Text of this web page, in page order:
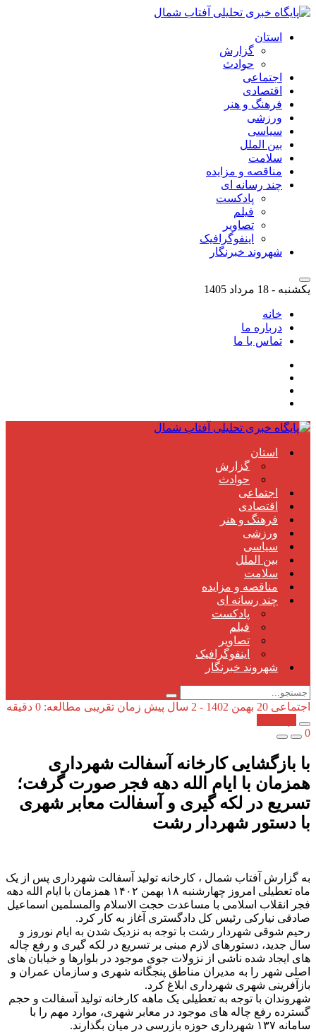
استان
گزارش
حوادث
اجتماعی
اقتصادی
فرهنگ و هنر
ورزشی
سیاسی
بین الملل
سلامت
مناقصه و مزایده
چند رسانه ای
پادکست
فیلم
تصاویر
اینفوگرافیک
شهروند خبرنگار
یکشنبه - 18 مرداد 1405
خانه
درباره ما
تماس با ما
استان
گزارش
حوادث
اجتماعی
اقتصادی
فرهنگ و هنر
ورزشی
سیاسی
بین الملل
سلامت
مناقصه و مزایده
چند رسانه ای
پادکست
فیلم
تصاویر
اینفوگرافیک
شهروند خبرنگار
اجتماعی 20 بهمن 1402 - 2 سال پیش
زمان تقریبی مطالعه: 0 دقیقه
0
با بازگشایی کارخانه آسفالت شهرداری
همزمان با ایام الله دهه فجر صورت گرفت؛
تسریع در لکه گیری و آسفالت معابر شهری
با دستور شهردار رشت
به گزارش آفتاب شمال ، کارخانه تولید آسفالت شهرداری پس از یک
ماه تعطیلی امروز چهارشنبه ۱۸ بهمن ۱۴۰۲ همزمان با ایام الله دهه
فجر انقلاب اسلامی با مساعدت حجت الاسلام والمسلمین اسماعیل
صادقی نیارکی رئیس کل دادگستری آغاز به کار کرد.
رحیم شوقی شهردار رشت با توجه به نزدیک شدن به ایام نوروز و
سال جدید، دستورهای لازم مبنی بر تسریع در لکه گیری و رفع چاله
های ایجاد شده ناشی از نزولات جوی موجود در بلوارها و خیابان های
اصلی شهر را به مدیران مناطق پنجگانه شهری و سازمان عمران و
بازآفرینی شهری شهرداری ابلاغ کرد.
شهروندان با توجه به تعطیلی یک ماهه کارخانه تولید آسفالت و حجم
گسترده رفع چاله های موجود در معابر شهری، موارد مهم را با
سامانه ۱۳۷ شهرداری حوزه بازرسی در میان بگذارند.